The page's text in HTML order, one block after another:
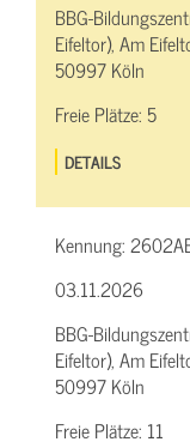
BBG-
Eifeltor), Am
50997 Köln
Freie Plätze: 5
DETAILS
Kennung:
03.11.2026
BBG-
Eifeltor), Am
50997 Köln
Freie Plätze: 11